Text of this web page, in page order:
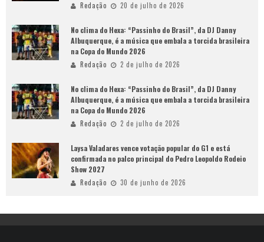
Redação 20 de julho de 2026
No clima do Hexa: “Passinho do Brasil”, da DJ Danny
Albuquerque, é a música que embala a torcida brasileira
na Copa do Mundo 2026
Redação 2 de julho de 2026
No clima do Hexa: “Passinho do Brasil”, da DJ Danny
Albuquerque, é a música que embala a torcida brasileira
na Copa do Mundo 2026
Redação 2 de julho de 2026
Laysa Valadares vence votação popular do G1 e está
confirmada no palco principal do Pedro Leopoldo Rodeio
Show 2027
Redação 30 de junho de 2026